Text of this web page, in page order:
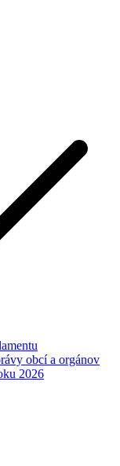
obcí a orgánov
2026